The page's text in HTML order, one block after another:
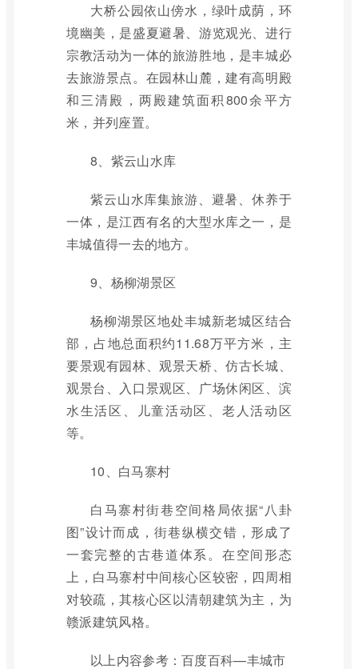
大桥公园依山傍水，绿叶成荫，环
境幽美，是盛夏避暑、游览观光、进行
宗教活动为一体的旅游胜地，是丰城必
去旅游景点。在园林山麓，建有高明殿
和三清殿，两殿建筑面积800余平方
米，并列座置。
8、紫云山水库
紫云山水库集旅游、避暑、休养于
一体，是江西有名的大型水库之一，是
丰城值得一去的地方。
9、杨柳湖景区
杨柳湖景区地处丰城新老城区结合
部，占地总面积约11.68万平方米，主
要景观有园林、观景天桥、仿古长城、
观景台、入口景观区、广场休闲区、滨
水生活区、儿童活动区、老人活动区
等。
10、白马寨村
白马寨村街巷空间格局依据“八卦
图”设计而成，街巷纵横交错，形成了
一套完整的古巷道体系。在空间形态
上，白马寨村中间核心区较密，四周相
对较疏，其核心区以清朝建筑为主，为
赣派建筑风格。
以上内容参考：百度百科—丰城市